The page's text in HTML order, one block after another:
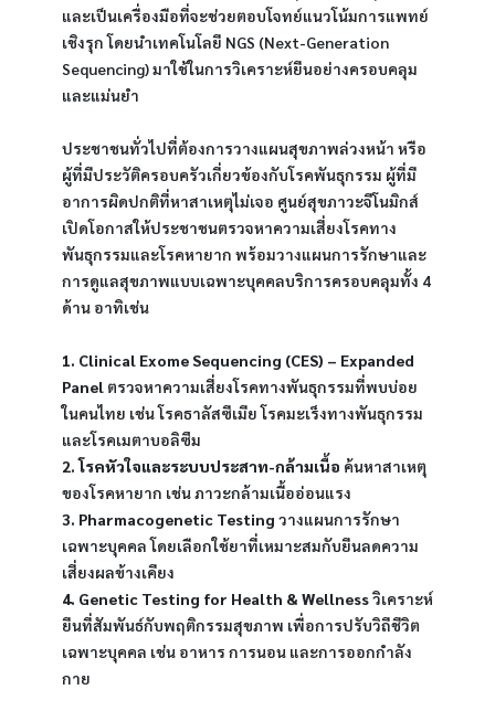
และเป็นเครื่องมือที่จะช่วยตอบโจทย์แนวโน้มการแพทย์
เชิงรุก โดยนำเทคโนโลยี NGS (Next-Generation
Sequencing) มาใช้ในการวิเคราะห์ยีนอย่างครอบคลุม
และแม่นยำ
ประชาชนทั่วไปที่ต้องการวางแผนสุขภาพล่วงหน้า หรือ
ผู้ที่มีประวัติครอบครัวเกี่ยวข้องกับโรคพันธุกรรม ผู้ที่มี
อาการผิดปกติที่หาสาเหตุไม่เจอ ศูนย์สุขภาวะจีโนมิกส์
เปิดโอกาสให้ประชาชนตรวจหาความเสี่ยงโรคทาง
พันธุกรรมและโรคหายาก พร้อมวางแผนการรักษาและ
การดูแลสุขภาพแบบเฉพาะบุคคลบริการครอบคลุมทั้ง 4
ด้าน อาทิเช่น
1. Clinical Exome Sequencing (CES) – Expanded
Panel ตรวจหาความเสี่ยงโรคทางพันธุกรรมที่พบบ่อย
ในคนไทย เช่น โรคธาลัสซีเมีย โรคมะเร็งทางพันธุกรรม
และโรคเมตาบอลิซึม
2. โรคหัวใจและระบบประสาท-กล้ามเนื้อ ค้นหาสาเหตุ
ของโรคหายาก เช่น ภาวะกล้ามเนื้ออ่อนแรง
3. Pharmacogenetic Testing วางแผนการรักษา
เฉพาะบุคคล โดยเลือกใช้ยาที่เหมาะสมกับยีนลดความ
เสี่ยงผลข้างเคียง
4. Genetic Testing for Health & Wellness วิเคราะห์
ยีนที่สัมพันธ์กับพฤติกรรมสุขภาพ เพื่อการปรับวิถีชีวิต
เฉพาะบุคคล เช่น อาหาร การนอน และการออกกำลัง
กาย